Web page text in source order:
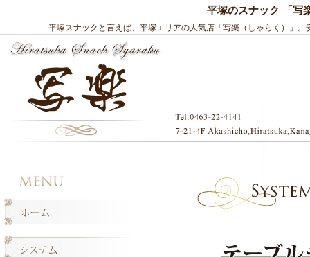
平塚のスナック 「写
平塚スナック と言えば、平塚エリアの人気店「写楽（しゃらく）」